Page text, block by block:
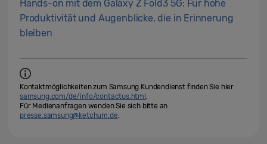
Hands-on mit dem Galaxy Z Fold3 5G: Für hohe
Produktivität und Augenblicke, die in Erinnerung
bleiben
Kontaktmöglichkeiten zum Samsung Kundendienst finden Sie hier
samsung.com/de/info/contactus.html .
Für Medienanfragen wenden Sie sich bitte an
presse.samsung@ketchum.de.